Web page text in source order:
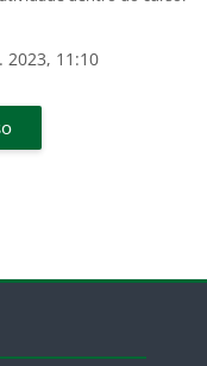
11:10